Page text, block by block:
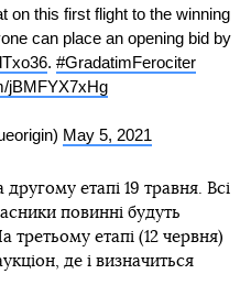
on this first flight to the winning
can place an opening bid by
. #GradatimFerociter
jBMFYX7xHg
May 5, 2021
етапі 19 травня. Всі
повинні будуть
третьому етапі (12 червня)
де і визначиться